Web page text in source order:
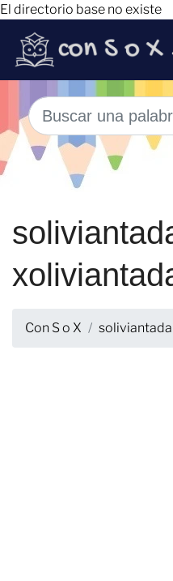
El directorio base no existe
Con S o X